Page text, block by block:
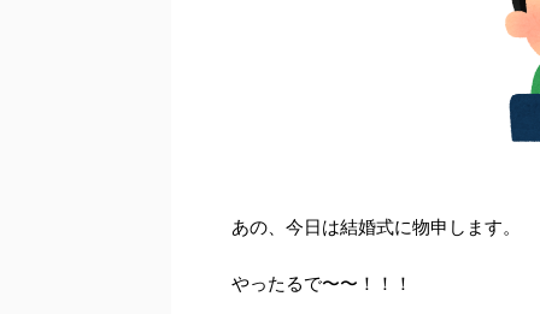
あの、今日は結婚式に物申します。
やったるで〜〜！！！